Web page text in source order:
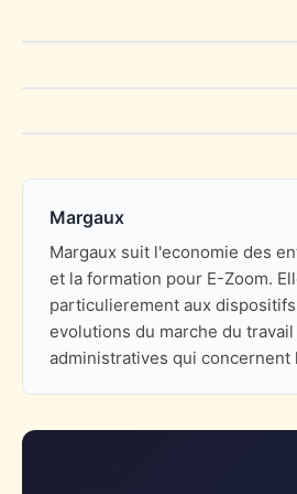
Margaux
Margaux suit l'economie des
et la formation pour E-Zoom.
particulierement aux
evolutions du marche du
administratives qui concernent